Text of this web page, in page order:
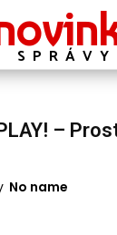
SPRÁVY
–
No name